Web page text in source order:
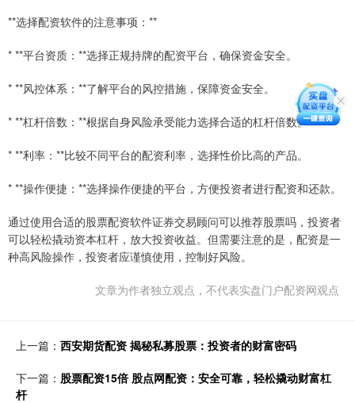
**选择配资软件的注意事项：**
* **平台资质：**选择正规持牌的配资平台，确保资金安全。
* **风控体系：**了解平台的风控措施，保障资金安全。
* **杠杆倍数：**根据自身风险承受能力选择合适的杠杆倍数。
* **利率：**比较不同平台的配资利率，选择性价比高的产品。
* **操作便捷：**选择操作便捷的平台，方便投资者进行配资和还款。
通过使用合适的股票配资软件证券交易顾问可以推荐股票吗，投资者
可以轻松撬动资本杠杆，放大投资收益。但需要注意的是，配资是一
种高风险操作，投资者应谨慎使用，控制好风险。
文章为作者独立观点，不代表实盘门户配资网观点
上一篇： 西安期货配资 揭秘私募股票：投资者的财富密码
下一篇： 股票配资15倍 股点网配资：安全可靠，轻松撬动财富杠
杆